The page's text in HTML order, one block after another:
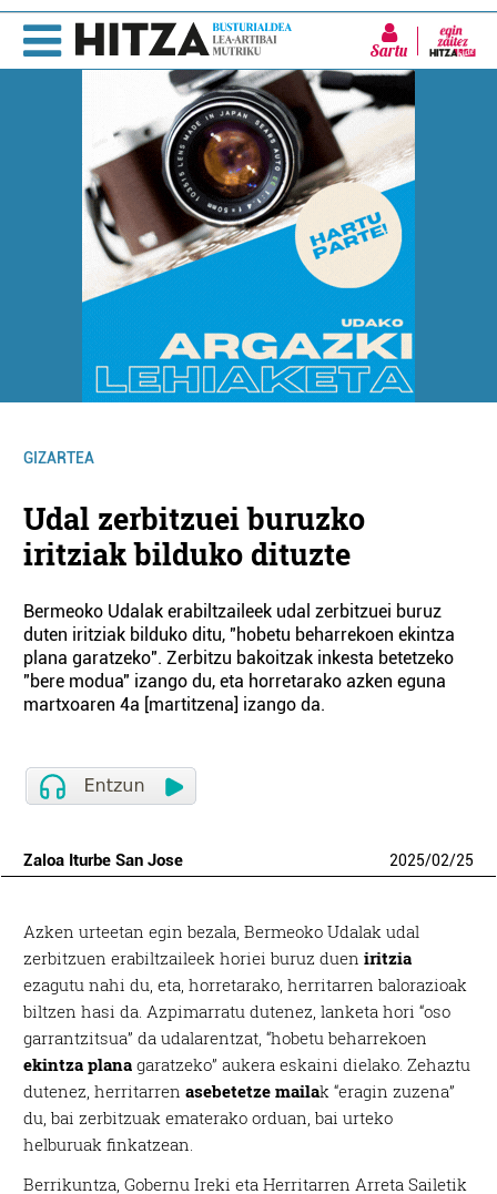
Sartu
GIZARTEA
Udal zerbitzuei buruzko
iritziak bilduko dituzte
Bermeoko Udalak erabiltzaileek udal zerbitzuei buruz
duten iritziak bilduko ditu, "hobetu beharrekoen ekintza
plana garatzeko". Zerbitzu bakoitzak inkesta betetzeko
"bere modua" izango du, eta horretarako azken eguna
martxoaren 4a [martitzena] izango da.
Zaloa Iturbe San Jose 2025/02/25
Azken urteetan egin bezala, Bermeoko Udalak udal
zerbitzuen erabiltzaileek horiei buruz dueniritzia
ezagutu nahi du, eta, horretarako, herritarren balorazioak
biltzen hasi da. Azpimarratu dutenez, lanketa hori “oso
garrantzitsua” da udalarentzat, “hobetu beharrekoen
ekintza plana garatzeko” aukera eskaini dielako. Zehaztu
dutenez, herritarrenasebetetze mailak “eragin zuzena”
du, bai zerbitzuak ematerako orduan, bai urteko
helburuak finkatzean.
Berrikuntza, Gobernu Ireki eta Herritarren Arreta Sailetik